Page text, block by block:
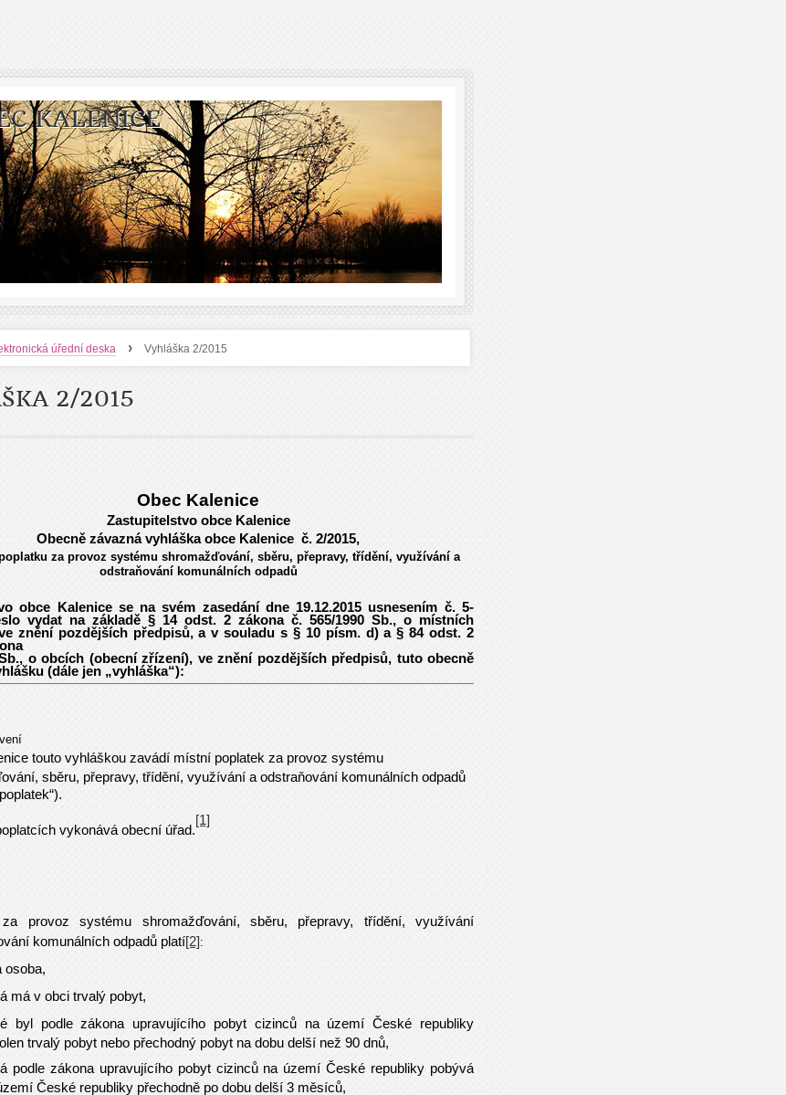
KALENICE
úřední deska › Vyhláška 2/2015
2/2015
Obec Kalenice
Zastupitelstvo obce Kalenice
Obecně závazná vyhláška obce Kalenice č. 2/2015,
za provoz systému shromažďování, sběru, přepravy, třídění, využívání a
odstraňování komunálních odpadů
obce Kalenice se na svém zasedání dne 19.12.2015 usnesením č. 5-
vydat na základě § 14 odst. 2 zákona č. 565/1990 Sb., o místních
znění pozdějších předpisů, a v souladu s § 10 písm. d) a § 84 odst. 2
o obcích (obecní zřízení), ve znění pozdějších předpisů, tuto obecně
(dále jen „vyhláška“):
touto vyhláškou zavádí místní poplatek za provoz systému
sběru, přepravy, třídění, využívání a odstraňování komunálních odpadů
vykonává obecní úřad.
[1]
za provoz systému shromažďování, sběru, přepravy, třídění, využívání
komunálních odpadů platí[2] :
osoba,
má v obci trvalý pobyt,
byl podle zákona upravujícího pobyt cizinců na území České republiky
trvalý pobyt nebo přechodný pobyt na dobu delší než 90 dnů,
podle zákona upravujícího pobyt cizinců na území České republiky pobývá
České republiky přechodně po dobu delší 3 měsíců,